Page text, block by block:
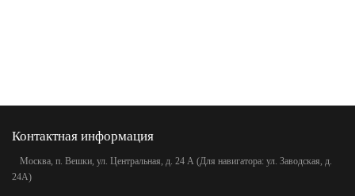
Контактная информация
Москва, п. Вешки, ул. Центральная, д. 24 А (Для навигатора: ул. Заводская, д.
24А)